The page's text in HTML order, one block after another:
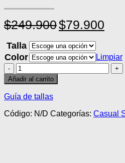
$249.900 El
precio
original
era:
$249.900.
$79.900precio
Talla
Color
Limpiar
Falda
Lucia
Fucsia
Venta
Final
cantidad
Añadir al carrito
Guía de tallas
Código: N/D Categorías: Casual